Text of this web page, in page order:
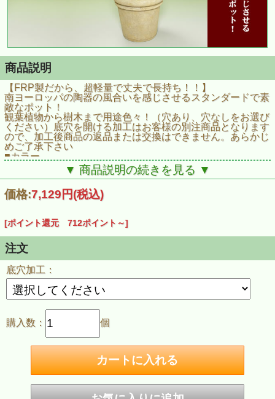
商品説明
【FRP製だから、超軽量で丈夫で長持ち！！】
南ヨーロッパの陶器の風合いを感じさせるスタンダードで素
敵なポット！
観葉植物から樹木まで用途色々！（穴あり、穴なしをお選び
ください）底穴を開ける加工はお客様の別注商品となります
ので、加工後商品の返品または交換はできません。あらかじ
めご了承下さい
■カラー
FRP「ガラス繊維強化プラスチック」
■サイズ
2.1kg
■容量
33L
▼ 商品説明の続きを見る ▼
価格:7,129円(税込)
[ポイント還元 712ポイント～]
注文
底穴加工：
購入数： 個